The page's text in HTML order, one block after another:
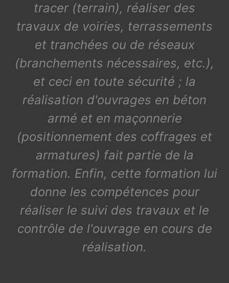
tracer (terrain), réaliser des
travaux de voiries, terrassements
et tranchées ou de réseaux
(branchements nécessaires, etc.),
et ceci en toute sécurité ; la
réalisation d'ouvrages en béton
armé et en maçonnerie
(positionnement des coffrages et
armatures) fait partie de la
formation. Enfin, cette formation lui
donne les compétences pour
réaliser le suivi des travaux et le
contrôle de l'ouvrage en cours de
réalisation.